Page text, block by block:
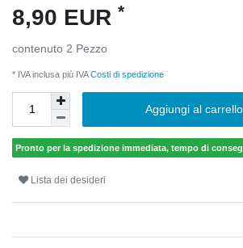
8,90 EUR *
contenuto 2 Pezzo
* IVA inclusa più IVACosti di spedizione
Aggiungi al carrello
Pronto per la spedizione immediata, tempo di
Lista dei desideri